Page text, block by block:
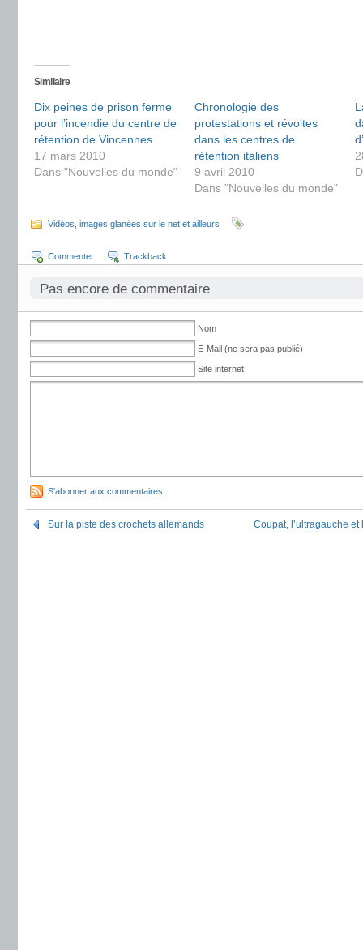
Similaire
Dix peines de prison ferme
pour l’incendie du centre de
rétention de Vincennes
17 mars 2010
Dans "Nouvelles du monde"
Chronologie des
protestations et révoltes
dans les centres de
rétention italiens
9 avril 2010
Dans "Nouvelles du monde"
Vidéos, images glanées sur le net et ailleurs
Commenter Trackback
Pas encore de commentaire
Nom
E-Mail (ne sera pas publié)
Site internet
S'abonner aux commentaires
Sur la piste des crochets allemands Coupat, l’ultragauche